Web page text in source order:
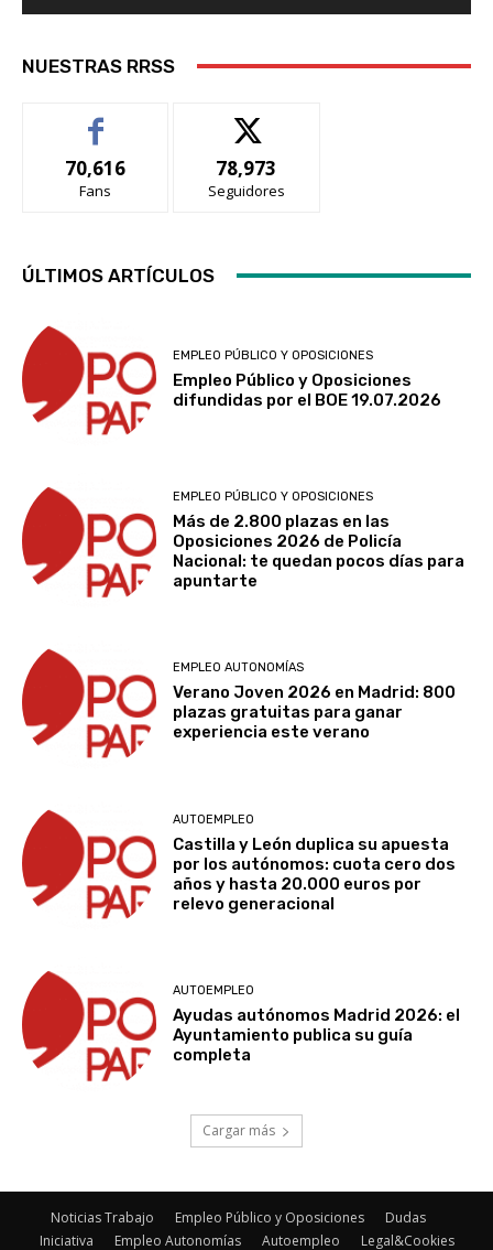
NUESTRAS RRSS
70,616
Fans
78,973
Seguidores
ÚLTIMOS ARTÍCULOS
EMPLEO PÚBLICO Y OPOSICIONES
Empleo Público y Oposiciones
difundidas por el BOE 19.07.2026
EMPLEO PÚBLICO Y OPOSICIONES
Más de 2.800 plazas en las
Oposiciones 2026 de Policía
Nacional: te quedan pocos días para
apuntarte
EMPLEO AUTONOMÍAS
Verano Joven 2026 en Madrid: 800
plazas gratuitas para ganar
experiencia este verano
AUTOEMPLEO
Castilla y León duplica su apuesta
por los autónomos: cuota cero dos
años y hasta 20.000 euros por
relevo generacional
AUTOEMPLEO
Ayudas autónomos Madrid 2026: el
Ayuntamiento publica su guía
completa
Cargar más
Noticias Trabajo Empleo Público y Oposiciones
Dudas
Iniciativa
Empleo Autonomías Autoempleo Legal&Cookies